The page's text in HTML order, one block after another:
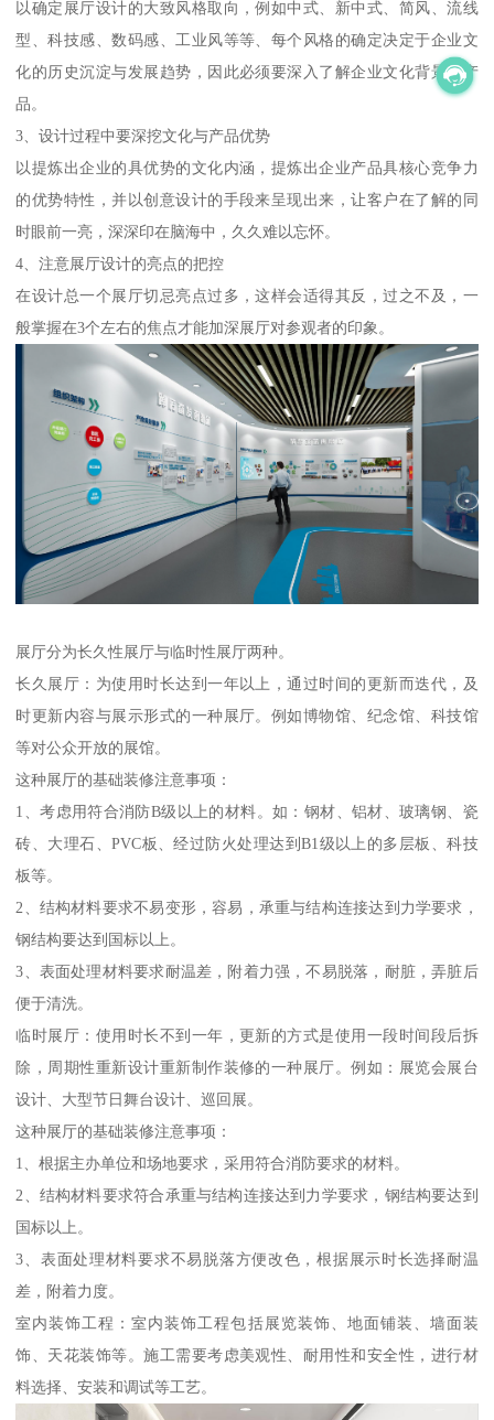
以确定展厅设计的大致风格取向，例如中式、新中式、简风、流线
型、科技感、数码感、工业风等等、每个风格的确定决定于企业文
化的历史沉淀与发展趋势，因此必须要深入了解企业文化背景与产
品。
3、设计过程中要深挖文化与产品优势
以提炼出企业的具优势的文化内涵，提炼出企业产品具核心竞争力
的优势特性，并以创意设计的手段来呈现出来，让客户在了解的同
时眼前一亮，深深印在脑海中，久久难以忘怀。
4、注意展厅设计的亮点的把控
在设计总一个展厅切忌亮点过多，这样会适得其反，过之不及，一
般掌握在3个左右的焦点才能加深展厅对参观者的印象。
展厅分为长久性展厅与临时性展厅两种。
长久展厅：为使用时长达到一年以上，通过时间的更新而迭代，及
时更新内容与展示形式的一种展厅。例如博物馆、纪念馆、科技馆
等对公众开放的展馆。
这种展厅的基础装修注意事项：
1、考虑用符合消防B级以上的材料。如：钢材、铝材、玻璃钢、瓷
砖、大理石、PVC板、经过防火处理达到B1级以上的多层板、科技
板等。
2、结构材料要求不易变形，容易，承重与结构连接达到力学要求，
钢结构要达到国标以上。
3、表面处理材料要求耐温差，附着力强，不易脱落，耐脏，弄脏后
便于清洗。
临时展厅：使用时长不到一年，更新的方式是使用一段时间段后拆
除，周期性重新设计重新制作装修的一种展厅。例如：展览会展台
设计、大型节日舞台设计、巡回展。
这种展厅的基础装修注意事项：
1、根据主办单位和场地要求，采用符合消防要求的材料。
2、结构材料要求符合承重与结构连接达到力学要求，钢结构要达到
国标以上。
3、表面处理材料要求不易脱落方便改色，根据展示时长选择耐温
差，附着力度。
室内装饰工程：室内装饰工程包括展览装饰、地面铺装、墙面装
饰、天花装饰等。施工需要考虑美观性、耐用性和安全性，进行材
料选择、安装和调试等工艺。